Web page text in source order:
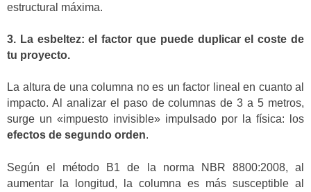
estructural máxima.
3. La esbeltez: el factor que puede duplicar el coste de
tu proyecto.
La altura de una columna no es un factor lineal en cuanto al
impacto. Al analizar el paso de columnas de 3 a 5 metros,
surge un «impuesto invisible» impulsado por la física: los
efectos de segundo orden.
Según el método B1 de la norma NBR 8800:2008, al
aumentar la longitud, la columna es más susceptible al